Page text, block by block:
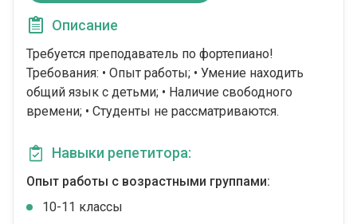
Описание
Требуется преподаватель по фортепиано!
Требования: • Опыт работы; • Умение находить
общий язык с детьми; • Наличие свободного
времени; • Студенты не рассматриваются.
Навыки репетитора:
Опыт работы с возрастными группами:
10-11 классы